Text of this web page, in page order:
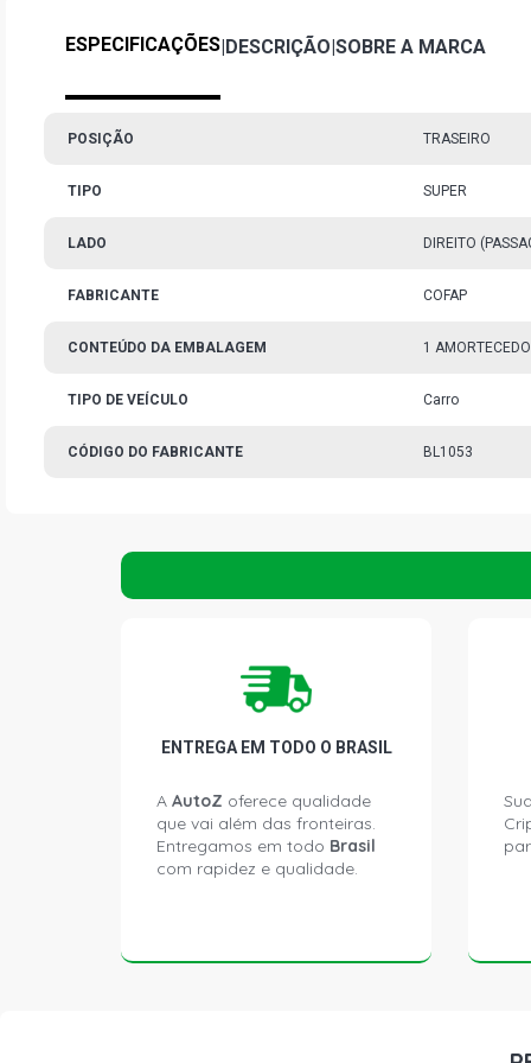
ESPECIFICAÇÕES|DESCRIÇÃO|SOBRE A MARCA
POSIÇÃO TRASEIRO
TIPO SUPER
LADO DIREITO
FABRICANTE COFAP
CONTEÚDO DA EMBALAGEM 1
TIPO DE VEÍCULO Carro
CÓDIGO DO FABRICANTE BL1053
ENTREGA EM TODO O BRASIL
A AutoZ oferece qualidade
que vai além das fronteiras.
Entregamos em todo Brasil
com rapidez e qualidade.